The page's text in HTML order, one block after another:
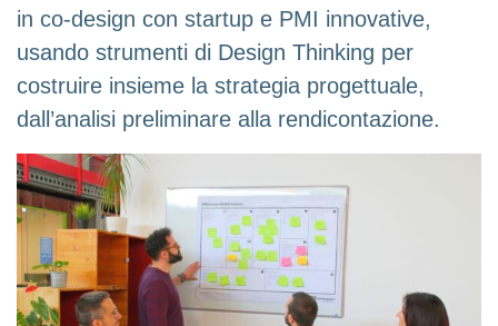
in co-design con startup e PMI innovative,
usando strumenti di Design Thinking per
costruire insieme la strategia progettuale,
dall’analisi preliminare alla rendicontazione.